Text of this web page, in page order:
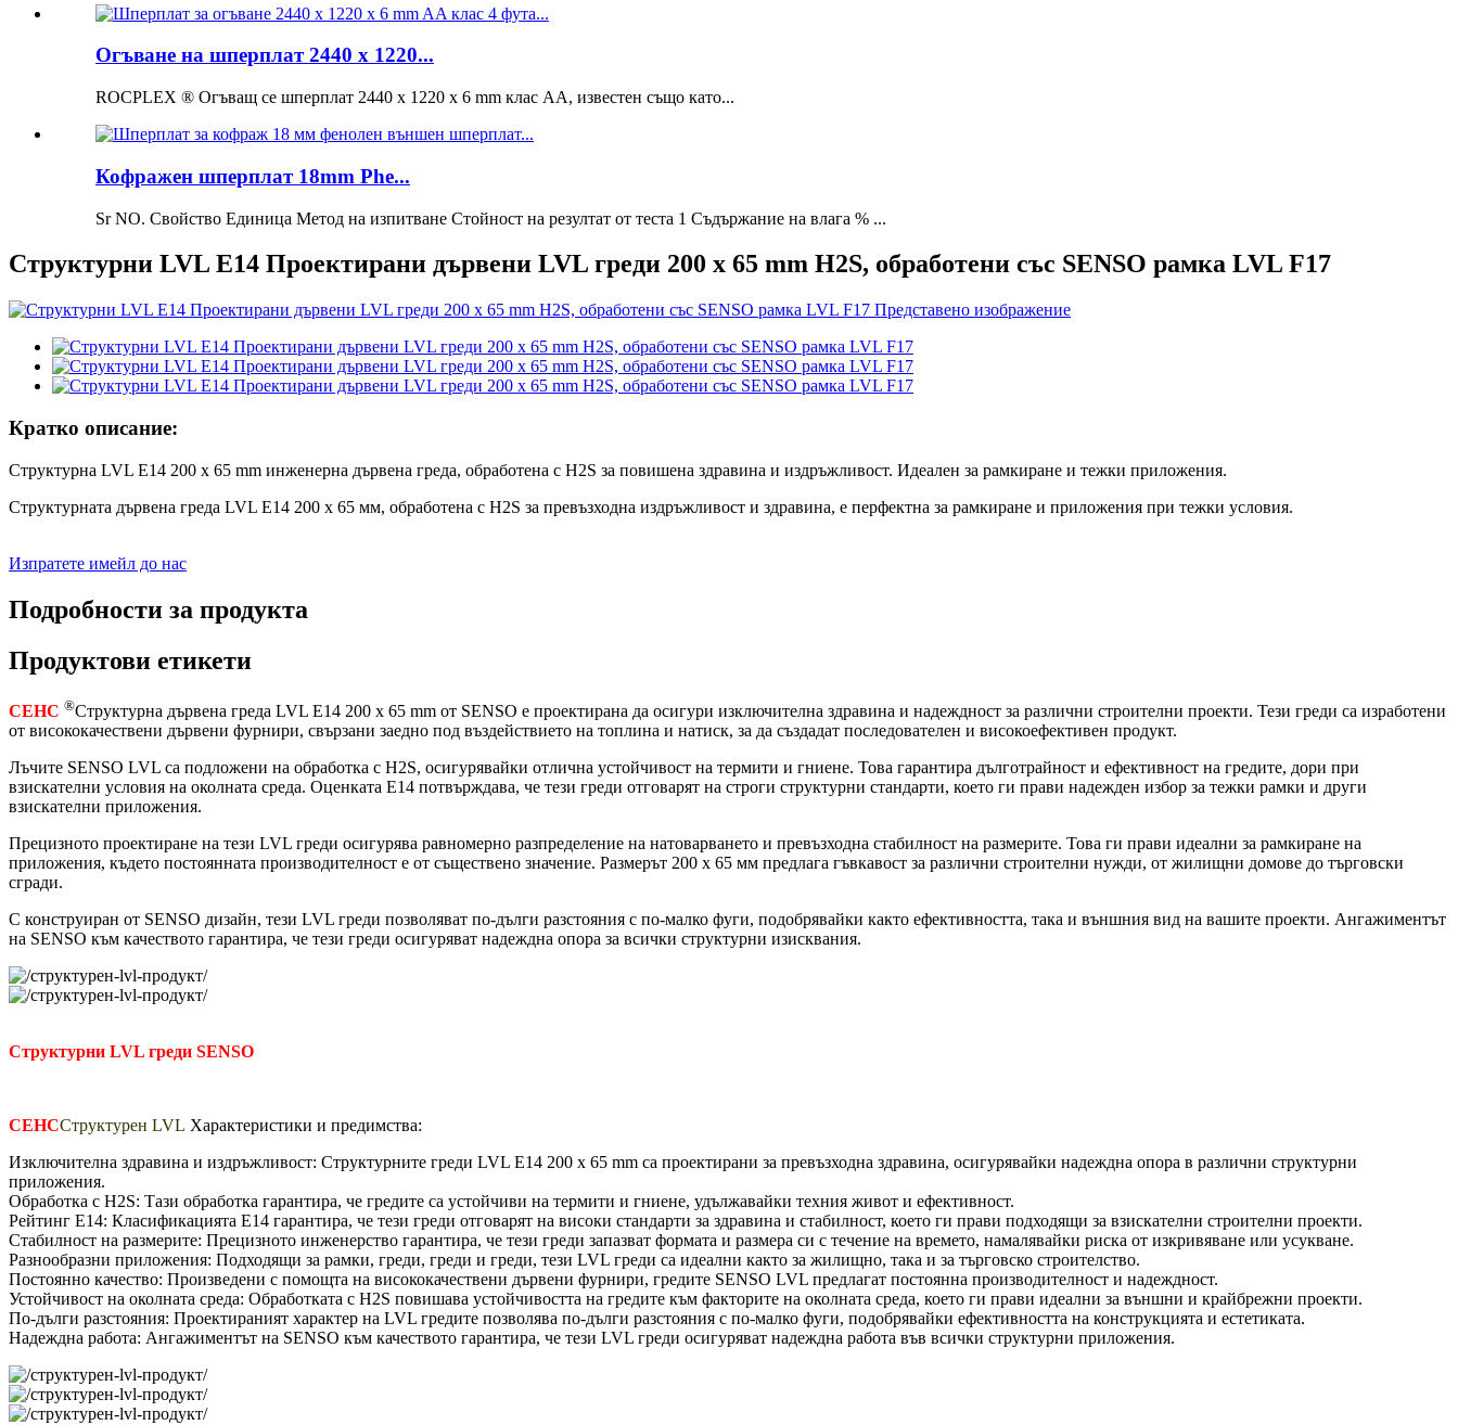
Огъване на шперплат 2440 x 1220...
ROCPLEX ® Огъващ се шперплат 2440 x 1220 x 6 mm клас AA, известен също като...
Кофражен шперплат 18mm Phe...
Sr NO. Свойство Единица Метод на изпитване Стойност на резултат от теста 1 Съдържание на влага % ...
Структурни LVL E14 Проектирани дървени LVL греди 200 x 65 mm H2S, обработени със SENSO рамка LVL F17
Кратко описание:
Структурна LVL E14 200 x 65 mm инженерна дървена греда, обработена с H2S за повишена здравина и издръжливост. Идеален за рамкиране и тежки приложения.
Структурната дървена греда LVL E14 200 x 65 мм, обработена с H2S за превъзходна издръжливост и здравина, е перфектна за рамкиране и приложения при тежки условия.
Изпратете имейл до нас
Подробности за продукта
Продуктови етикети
СЕНС ®Структурна дървена греда LVL E14 200 x 65 mm от SENSO е проектирана да осигури изключителна здравина и надеждност за различни строителни проекти. Тези греди са изработени
от висококачествени дървени фурнири, свързани заедно под въздействието на топлина и натиск, за да създадат последователен и високоефективен продукт.
Лъчите SENSO LVL са подложени на обработка с H2S, осигурявайки отлична устойчивост на термити и гниене. Това гарантира дълготрайност и ефективност на гредите, дори при
взискателни условия на околната среда. Оценката E14 потвърждава, че тези греди отговарят на строги структурни стандарти, което ги прави надежден избор за тежки рамки и други
взискателни приложения.
Прецизното проектиране на тези LVL греди осигурява равномерно разпределение на натоварването и превъзходна стабилност на размерите. Това ги прави идеални за рамкиране на
приложения, където постоянната производителност е от съществено значение. Размерът 200 x 65 мм предлага гъвкавост за различни строителни нужди, от жилищни домове до търговски
сгради.
С конструиран от SENSO дизайн, тези LVL греди позволяват по-дълги разстояния с по-малко фуги, подобрявайки както ефективността, така и външния вид на вашите проекти. Ангажиментът
на SENSO към качеството гарантира, че тези греди осигуряват надеждна опора за всички структурни изисквания.
Структурни LVL греди SENSO
СЕНССтруктурен LVL Характеристики и предимства:
Изключителна здравина и издръжливост: Структурните греди LVL E14 200 x 65 mm са проектирани за превъзходна здравина, осигурявайки надеждна опора в различни структурни
приложения.
Обработка с H2S: Тази обработка гарантира, че гредите са устойчиви на термити и гниене, удължавайки техния живот и ефективност.
Рейтинг E14: Класификацията E14 гарантира, че тези греди отговарят на високи стандарти за здравина и стабилност, което ги прави подходящи за взискателни строителни проекти.
Стабилност на размерите: Прецизното инженерство гарантира, че тези греди запазват формата и размера си с течение на времето, намалявайки риска от изкривяване или усукване.
Разнообразни приложения: Подходящи за рамки, греди, греди и греди, тези LVL греди са идеални както за жилищно, така и за търговско строителство.
Постоянно качество: Произведени с помощта на висококачествени дървени фурнири, гредите SENSO LVL предлагат постоянна производителност и надеждност.
Устойчивост на околната среда: Обработката с H2S повишава устойчивостта на гредите към факторите на околната среда, което ги прави идеални за външни и крайбрежни проекти.
По-дълги разстояния: Проектираният характер на LVL гредите позволява по-дълги разстояния с по-малко фуги, подобрявайки ефективността на конструкцията и естетиката.
Надеждна работа: Ангажиментът на SENSO към качеството гарантира, че тези LVL греди осигуряват надеждна работа във всички структурни приложения.